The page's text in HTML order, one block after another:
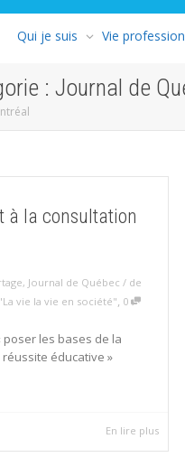
Qui je suis Vie
: Journal de
à la consultation
, Journal de Québec / de
"La vie la vie en société", 0
les bases de la
éducative »
En lire plus